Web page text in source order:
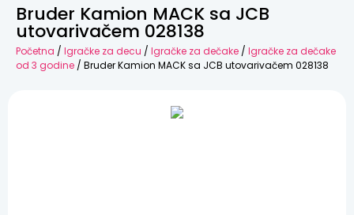
Bruder Kamion MACK sa JCB
utovarivačem 028138
Početna / Igračke za decu / Igračke za dečake / Igračke za dečake
od 3 godine / Bruder Kamion MACK sa JCB utovarivačem 028138